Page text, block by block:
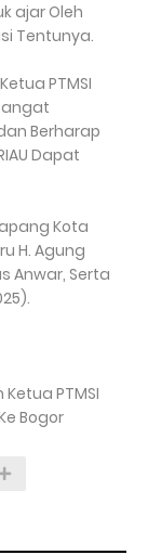
ajar Oleh
Tentunya.
PTMSI
Berharap
Dapat
Kota
H. Agung
Anwar, Serta
PTMSI
Bogor